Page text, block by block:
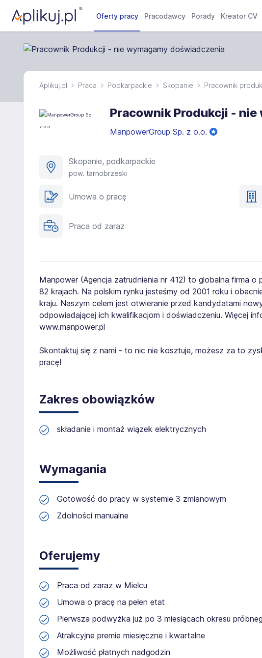
Oferty pracy Pracodawcy Porady Kreator CV
Aplikuj.pl Praca Podkarpackie Skopanie Pracownik
Pracownik Produkcji -
ManpowerGroup Sp. z o.o.
Skopanie, podkarpackie
pow. tarnobrzeski
Umowa o pracę
Praca od zaraz
Manpower (Agencja zatrudnienia nr 412) to globalna firma o
82 krajach. Na polskim rynku jesteśmy od 2001 roku i
kraju. Naszym celem jest otwieranie przed kandydatami
odpowiadającej ich kwalifikacjom i doświadczeniu. Więcej
www.manpower.pl
Skontaktuj się z nami - to nic nie kosztuje, możesz za to
pracę!
Zakres obowiązków
składanie i montaż wiązek elektrycznych
Wymagania
Gotowość do pracy w systemie 3 zmianowym
Zdolności manualne
Oferujemy
Praca od zaraz w Mielcu
Umowa o pracę na pełen etat
Pierwsza podwyżka już po 3 miesiącach okresu
Atrakcyjne premie miesięczne i kwartalne
Możliwość płatnych nadgodzin